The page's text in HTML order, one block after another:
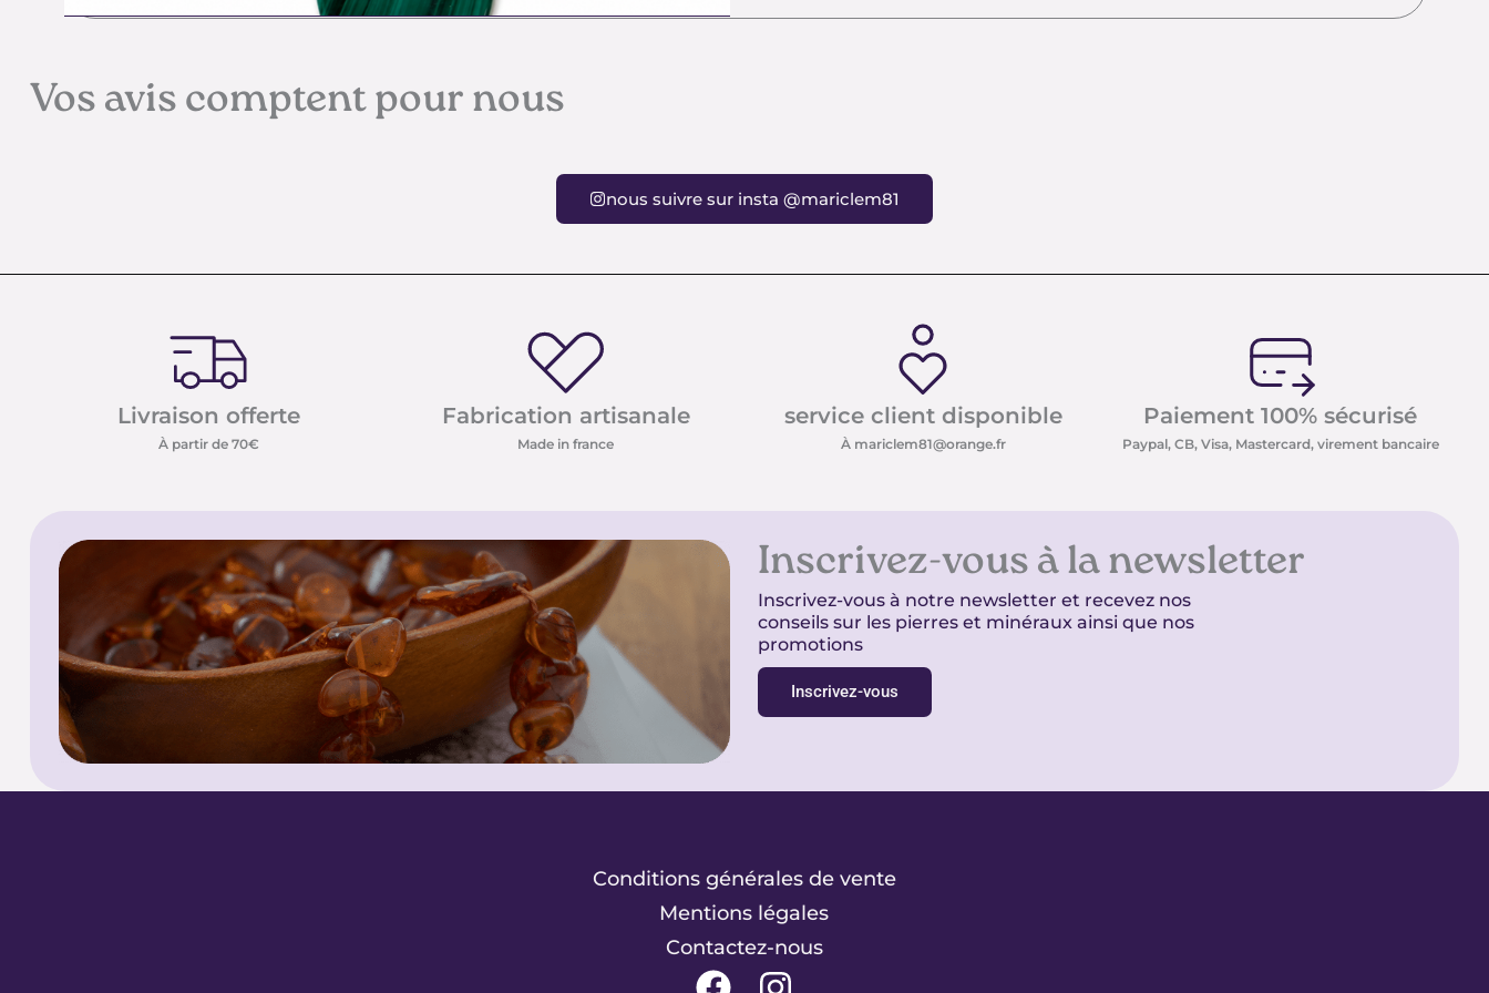
Vos avis comptent pour nous
nous suivre sur insta @mariclem81
Livraison offerte
À partir de 70€
Fabrication artisanale
Made in france
service client disponible
À mariclem81@orange.fr
Paiement 100% sécurisé
Paypal, CB, Visa, Mastercard, virement bancaire
Inscrivez-vous à la newsletter
Inscrivez-vous à notre newsletter et recevez nos
conseils sur les pierres et minéraux ainsi que nos
promotions
Inscrivez-vous
Conditions générales de vente
Mentions légales
Contactez-nous